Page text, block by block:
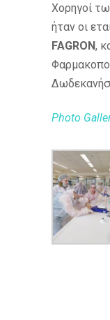
Χορηγοί
ήταν οι
FAGRON,
Photo